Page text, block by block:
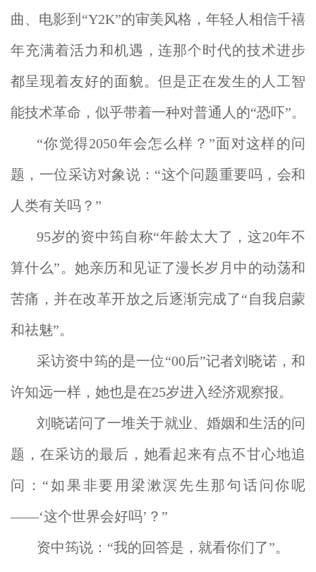
曲、电影到“Y2K”的审美风格，年轻人相信千禧
年充满着活力和机遇，连那个时代的技术进步
都呈现着友好的面貌。但是正在发生的人工智
能技术革命，似乎带着一种对普通人的“恐吓”。
“你觉得2050年会怎么样？”面对这样的问
题，一位采访对象说：“这个问题重要吗，会和
人类有关吗？”
95岁的资中筠自称“年龄太大了，这20年不
算什么”。她亲历和见证了漫长岁月中的动荡和
苦痛，并在改革开放之后逐渐完成了“自我启蒙
和祛魅”。
采访资中筠的是一位“00后”记者刘晓诺，和
许知远一样，她也是在25岁进入经济观察报。
刘晓诺问了一堆关于就业、婚姻和生活的问
题，在采访的最后，她看起来有点不甘心地追
问：“如果非要用梁漱溟先生那句话问你呢
——‘这个世界会好吗’？”
资中筠说：“我的回答是，就看你们了”。